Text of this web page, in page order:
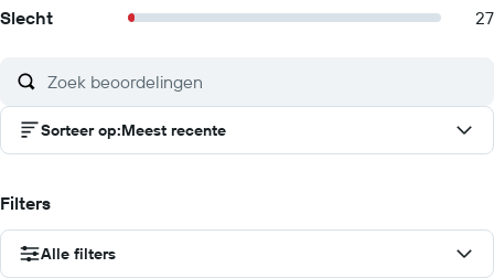
Slecht
27
Sorteer op:Meest recente
Filters
Alle filters